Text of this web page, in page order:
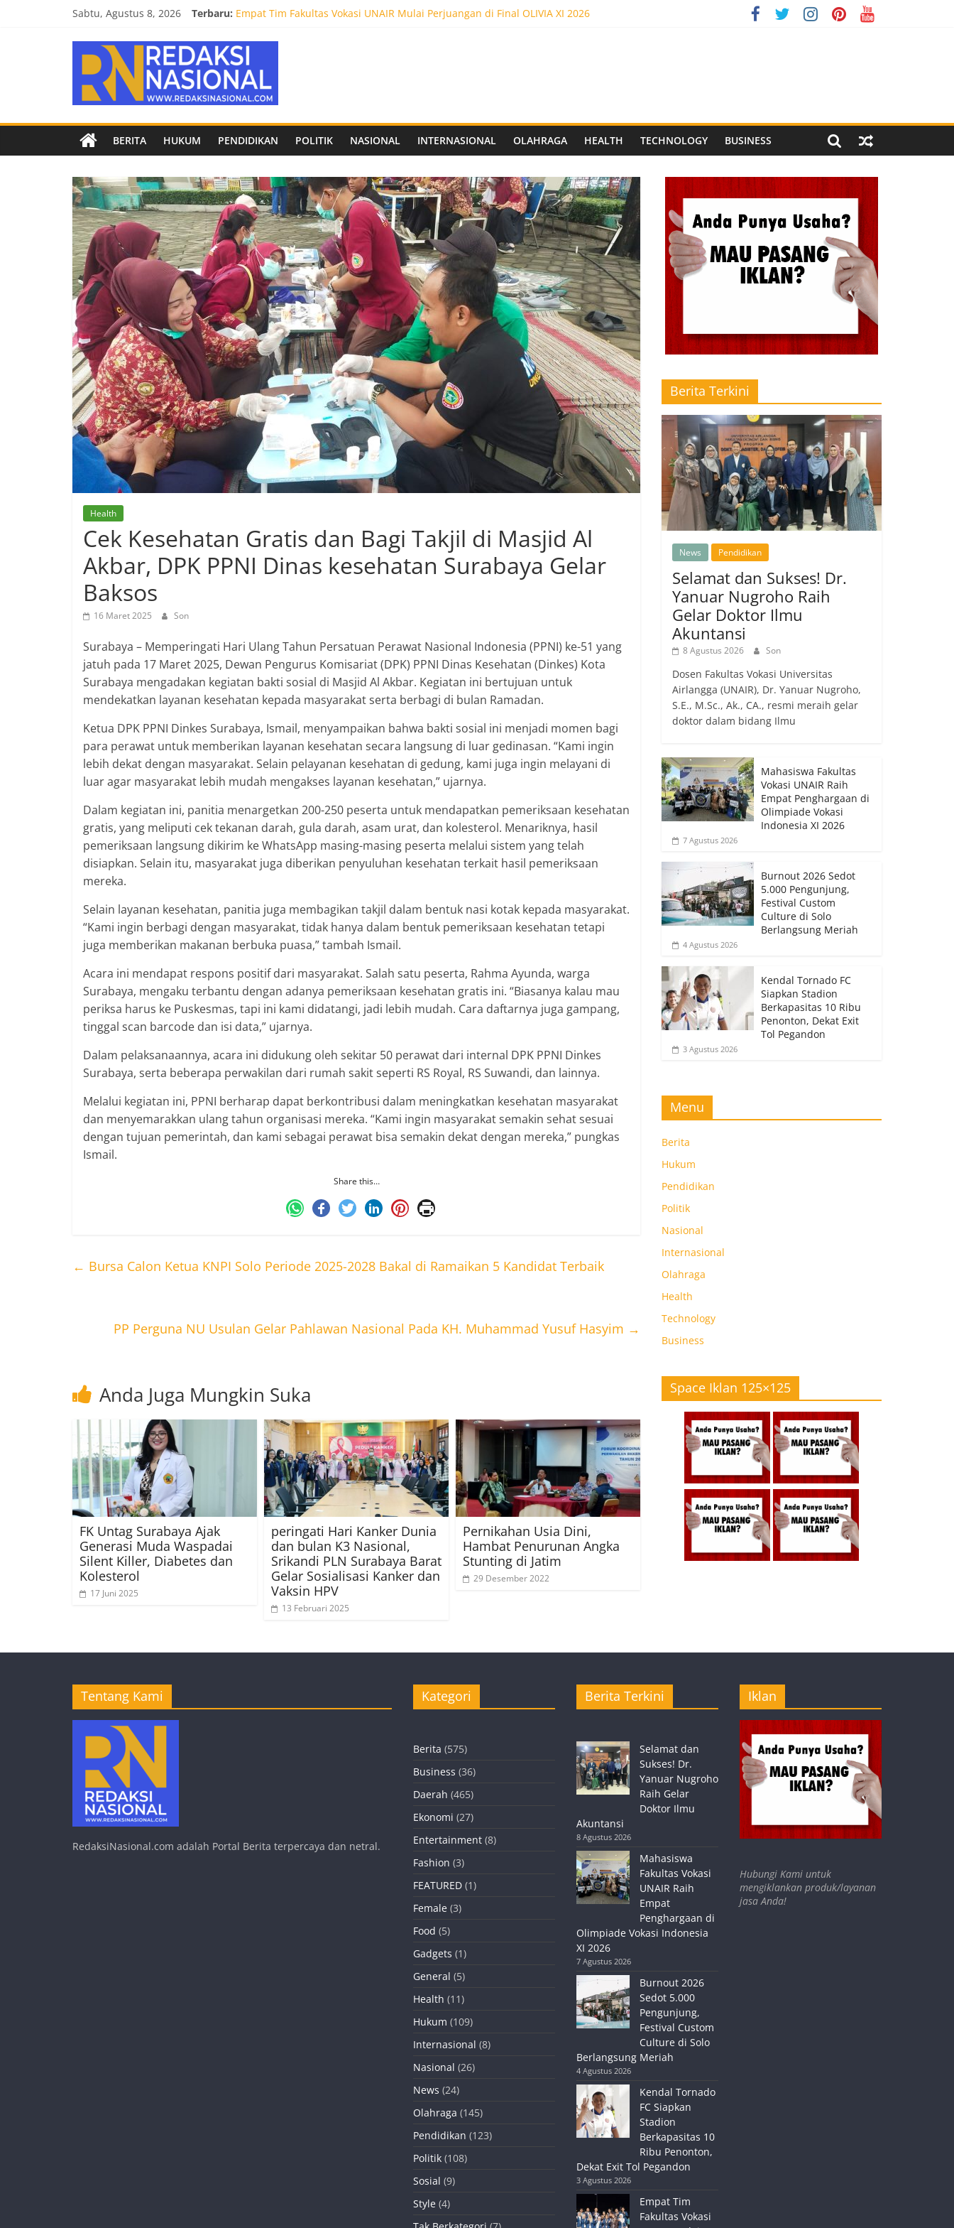
Sabtu, Agustus 8, 2026 Terbaru: Empat Tim Fakultas Vokasi UNAIR Mulai Perjuangan di Final OLIVIA XI 2026
Mahasiswa Fakultas Vokasi UNAIR Raih Empat Penghargaan di Olimpiade Vokasi Indonesia XI 2026
Burnout 2026 Sedot 5.000 Pengunjung, Festival Custom Culture di Solo Berlangsung Meriah
Kendal Tornado FC Siapkan Stadion Berkapasitas 10 Ribu Penonton, Dekat Exit Tol Pegandon
Redaksi
Nasional
Berita
terpercaya
netral
BERITA HUKUM PENDIDIKAN POLITIK NASIONAL INTERNASIONAL OLAHRAGA HEALTH TECHNOLOGY BUSINESS
Health
Cek Kesehatan Gratis dan Bagi Takjil di Masjid Al
Akbar, DPK PPNI Dinas kesehatan Surabaya Gelar
Baksos
16 Maret 2025 Son
Surabaya – Memperingati Hari Ulang Tahun Persatuan Perawat Nasional Indonesia (PPNI) ke-51 yang
jatuh pada 17 Maret 2025, Dewan Pengurus Komisariat (DPK) PPNI Dinas Kesehatan (Dinkes) Kota
Surabaya mengadakan kegiatan bakti sosial di Masjid Al Akbar. Kegiatan ini bertujuan untuk
mendekatkan layanan kesehatan kepada masyarakat serta berbagi di bulan Ramadan.
Ketua DPK PPNI Dinkes Surabaya, Ismail, menyampaikan bahwa bakti sosial ini menjadi momen bagi
para perawat untuk memberikan layanan kesehatan secara langsung di luar gedinasan. “Kami ingin
lebih dekat dengan masyarakat. Selain pelayanan kesehatan di gedung, kami juga ingin melayani di
luar agar masyarakat lebih mudah mengakses layanan kesehatan,” ujarnya.
Dalam kegiatan ini, panitia menargetkan 200-250 peserta untuk mendapatkan pemeriksaan kesehatan
gratis, yang meliputi cek tekanan darah, gula darah, asam urat, dan kolesterol. Menariknya, hasil
pemeriksaan langsung dikirim ke WhatsApp masing-masing peserta melalui sistem yang telah
disiapkan. Selain itu, masyarakat juga diberikan penyuluhan kesehatan terkait hasil pemeriksaan
mereka.
Selain layanan kesehatan, panitia juga membagikan takjil dalam bentuk nasi kotak kepada masyarakat.
“Kami ingin berbagi dengan masyarakat, tidak hanya dalam bentuk pemeriksaan kesehatan tetapi
juga memberikan makanan berbuka puasa,” tambah Ismail.
Acara ini mendapat respons positif dari masyarakat. Salah satu peserta, Rahma Ayunda, warga
Surabaya, mengaku terbantu dengan adanya pemeriksaan kesehatan gratis ini. “Biasanya kalau mau
periksa harus ke Puskesmas, tapi ini kami didatangi, jadi lebih mudah. Cara daftarnya juga gampang,
tinggal scan barcode dan isi data,” ujarnya.
Dalam pelaksanaannya, acara ini didukung oleh sekitar 50 perawat dari internal DPK PPNI Dinkes
Surabaya, serta beberapa perwakilan dari rumah sakit seperti RS Royal, RS Suwandi, dan lainnya.
Melalui kegiatan ini, PPNI berharap dapat berkontribusi dalam meningkatkan kesehatan masyarakat
dan menyemarakkan ulang tahun organisasi mereka. “Kami ingin masyarakat semakin sehat sesuai
dengan tujuan pemerintah, dan kami sebagai perawat bisa semakin dekat dengan mereka,” pungkas
Ismail.
Share this…
← Bursa Calon Ketua KNPI Solo Periode 2025-2028 Bakal di Ramaikan 5 Kandidat Terbaik
PP Perguna NU Usulan Gelar Pahlawan Nasional Pada KH. Muhammad Yusuf Hasyim →
Anda Juga Mungkin Suka
FK Untag Surabaya Ajak
Generasi Muda Waspadai
Silent Killer, Diabetes dan
Kolesterol
17 Juni 2025
peringati Hari Kanker Dunia
dan bulan K3 Nasional,
Srikandi PLN Surabaya Barat
Gelar Sosialisasi Kanker dan
Vaksin HPV
13 Februari 2025
Pernikahan Usia Dini,
Hambat Penurunan Angka
Stunting di Jatim
29 Desember 2022
Berita Terkini
News Pendidikan
Selamat dan Sukses! Dr.
Yanuar Nugroho Raih
Gelar Doktor Ilmu
Akuntansi
8 Agustus 2026 Son
Dosen Fakultas Vokasi Universitas
Airlangga (UNAIR), Dr. Yanuar Nugroho,
S.E., M.Sc., Ak., CA., resmi meraih gelar
doktor dalam bidang Ilmu
Mahasiswa Fakultas
Vokasi UNAIR Raih
Empat Penghargaan di
Olimpiade Vokasi
Indonesia XI 2026
7 Agustus 2026
Burnout 2026 Sedot
5.000 Pengunjung,
Festival Custom
Culture di Solo
Berlangsung Meriah
4 Agustus 2026
Kendal Tornado FC
Siapkan Stadion
Berkapasitas 10 Ribu
Penonton, Dekat Exit
Tol Pegandon
3 Agustus 2026
Menu
Berita
Hukum
Pendidikan
Politik
Nasional
Internasional
Olahraga
Health
Technology
Business
Space Iklan 125×125
Tentang Kami
RedaksiNasional.com adalah Portal Berita terpercaya dan netral.
Kategori
Berita (575)
Business (36)
Daerah (465)
Ekonomi (27)
Entertainment (8)
Fashion (3)
FEATURED (1)
Female (3)
Food (5)
Gadgets (1)
General (5)
Health (11)
Hukum (109)
Internasional (8)
Nasional (26)
News (24)
Olahraga (145)
Pendidikan (123)
Politik (108)
Sosial (9)
Style (4)
Berita Terkini
Selamat dan
Sukses! Dr.
Yanuar Nugroho
Raih Gelar
Doktor Ilmu
Akuntansi
8 Agustus 2026
Mahasiswa
Fakultas Vokasi
UNAIR Raih
Empat
Penghargaan di
Olimpiade Vokasi Indonesia
XI 2026
7 Agustus 2026
Burnout 2026
Sedot 5.000
Pengunjung,
Festival Custom
Culture di Solo
Berlangsung Meriah
4 Agustus 2026
Kendal Tornado
FC Siapkan
Stadion
Berkapasitas 10
Ribu Penonton,
Dekat Exit Tol Pegandon
3 Agustus 2026
Empat Tim
Fakultas Vokasi
Iklan
Hubungi Kami untuk
mengiklankan produk/layanan
jasa Anda!